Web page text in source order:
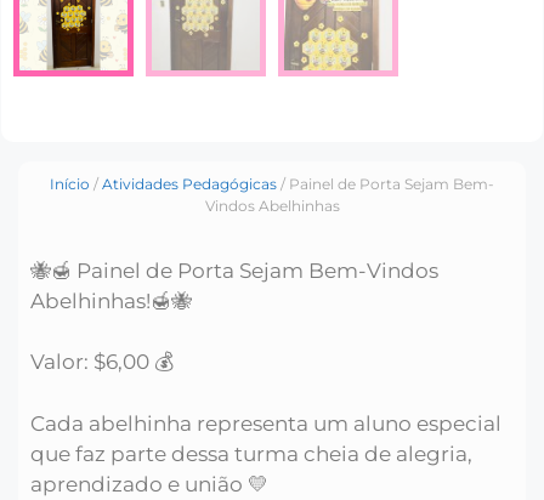
Início / Atividades Pedagógicas / Painel de Porta Sejam Bem-
Vindos Abelhinhas
🐝🍯 Painel de Porta Sejam Bem-Vindos
Abelhinhas!🍯🐝
Valor: $6,00 💰
Cada abelhinha representa um aluno especial
que faz parte dessa turma cheia de alegria,
aprendizado e união 💛